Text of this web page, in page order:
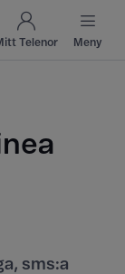
Telenor Meny
sms:a